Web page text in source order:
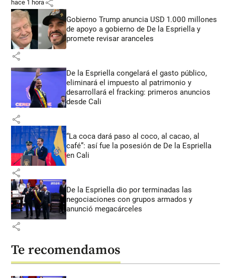
hace 1 hora
Gobierno Trump anuncia USD 1.000 millones
de apoyo a gobierno de De la Espriella y
promete revisar aranceles
share
De la Espriella congelará el gasto público,
eliminará el impuesto al patrimonio y
desarrollará el fracking: primeros anuncios
desde Cali
share
“La coca dará paso al coco, al cacao, al
café”: así fue la posesión de De la Espriella
en Cali
share
De la Espriella dio por terminadas las
negociaciones con grupos armados y
anunció megacárceles
share
Te recomendamos